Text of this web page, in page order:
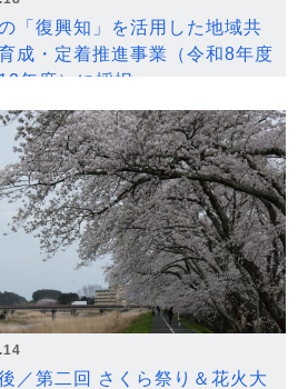
「復興知」を活用した地域共
成・定着推進事業（令和8年度
年度）に採択
／第二回 さくら祭り＆花火大